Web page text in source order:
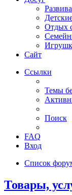
Отдых
Сайт
Ссылки
Темы
Поиск
FAQ
Вход
Список
Товары,